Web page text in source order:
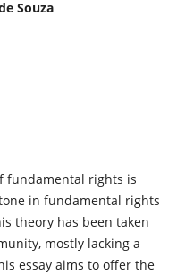
Souza
fundamental rights is
in fundamental rights
theory has been taken
mostly lacking a
essay aims to offer the